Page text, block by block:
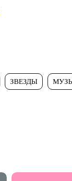
ЗВЕЗДЫ